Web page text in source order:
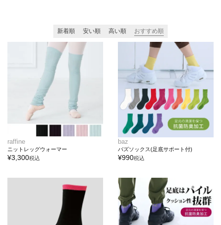
新着順 安い順 高い順 おすすめ順
raffine
ニットレッグウォーマー
¥3,300税込
baz
バズソックス(足底サポート付)
¥990税込